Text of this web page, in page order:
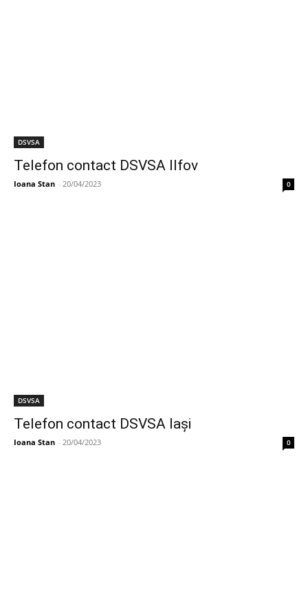
DSVSA
Telefon contact DSVSA Ilfov
Ioana Stan - 20/04/2023 0
DSVSA
Telefon contact DSVSA Iași
Ioana Stan - 20/04/2023 0